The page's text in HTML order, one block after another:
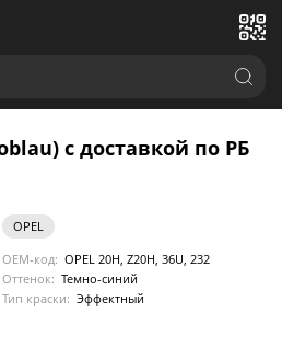
с доставкой по РБ
OPEL
OEM-код: OPEL 20H, Z20H, 36U, 232
Оттенок: Темно-синий
Тип краски: Эффектный